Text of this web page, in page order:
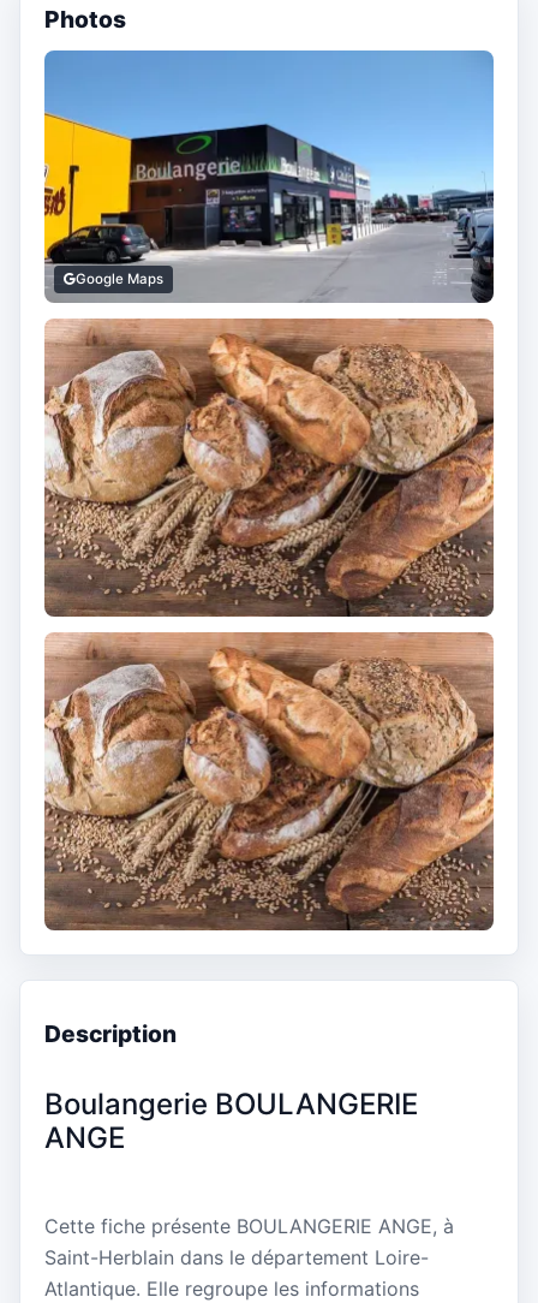
Photos
Google Maps
Description
Boulangerie BOULANGERIE
ANGE
Cette fiche présente BOULANGERIE ANGE, à
Saint-Herblain dans le département Loire-
Atlantique. Elle regroupe les informations